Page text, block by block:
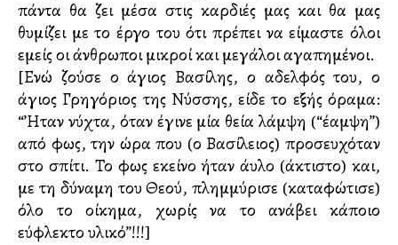
πάντα θα ζει μέσα στις καρδιές μας και θα μας
θυμίζει με το έργο του ότι πρέπει να είμαστε όλοι
εμείς οι άνθρωποι μικροί και μεγάλοι αγαπημένοι.
[Ενώ ζούσε ο άγιος Βασίλης, ο αδελφός του, ο
άγιος Γρηγόριος της Νύσσης, είδε το εξής όραμα:
“’Ηταν νύχτα, όταν έγινε μία θεία λάμψη (“έλλαμψη”)
από φως, την ώρα που (ο Βασίλειος) προσευχόταν
στο σπίτι. Το φως εκείνο ήταν άυλο (άκτιστο) και,
με τη δύναμη του Θεού, πλημμύρισε (καταφώτισε)
όλο το οίκημα, χωρίς να το ανάβει κάποιο
εύφλεκτο υλικό”!!!]